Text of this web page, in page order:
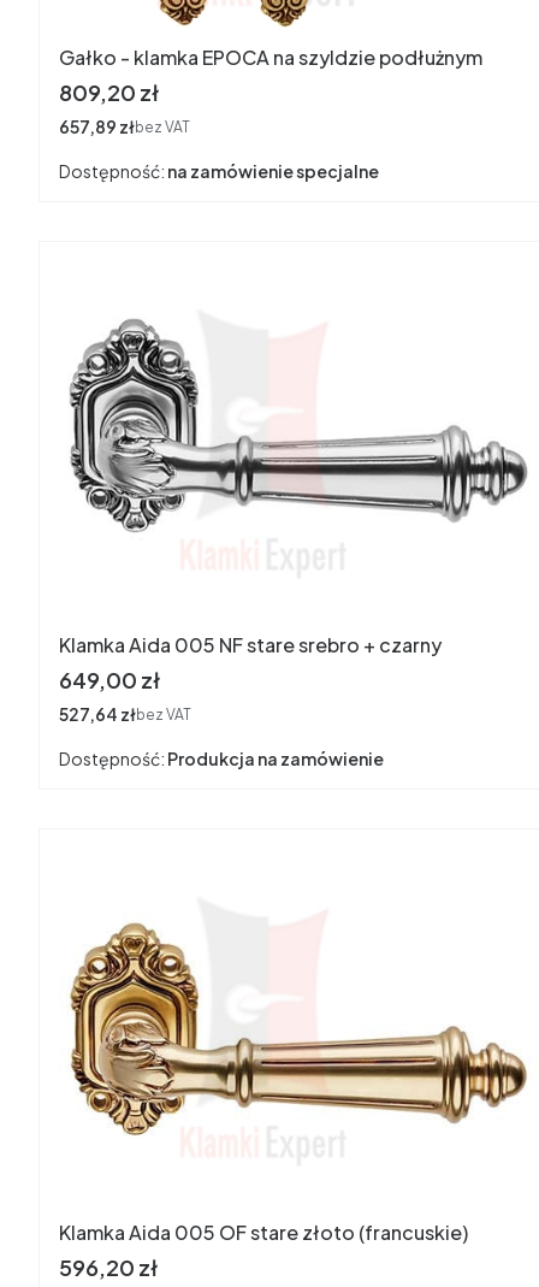
Gałko - klamka EPOCA na szyldzie podłużnym
Cena
809,20 zł
Cena
657,89 złbez VAT
Dostępność: na zamówienie specjalne
Klamka Aida 005 NF stare srebro + czarny
Cena
649,00 zł
Cena
527,64 złbez VAT
Dostępność: Produkcja na zamówienie
Klamka Aida 005 OF stare złoto (francuskie)
Cena
596,20 zł